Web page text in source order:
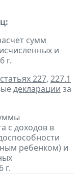
сумм
и
г.
статьях 227, 227.1
декларации за
с доходов в
ребенком) и
г.